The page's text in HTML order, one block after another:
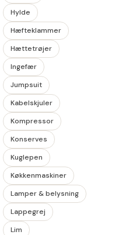
Hylde
Hæfteklammer
Hættetrøjer
Ingefær
Jumpsuit
Kabelskjuler
Kompressor
Konserves
Kuglepen
Køkkenmaskiner
Lamper & belysning
Lappegrej
Lim